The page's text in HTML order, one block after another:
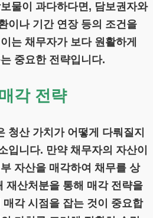
물이 과다하다면, 담보권자와
이나 기간 연장 등의 조건을
는 채무자가 보다 원활하게
중요한 전략입니다.
각 전략
청산 가치가 어떻게 다뤄질지
입니다. 만약 채무자의 자산이
자산을 매각하여 채무를 상
재산처분을 통해 매각 전략을
각 시점을 잡는 것이 중요합